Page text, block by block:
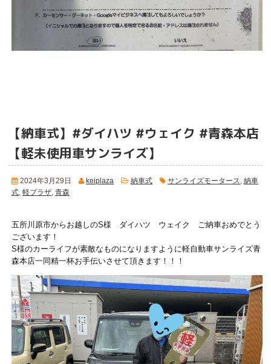
【納車式】#ダイハツ #ウェイク #青森本店
【軽未使用車サンライズ】
2024年3月29日 keiplaza 納車式 サンライズモータース
納車
式 軽プラザ 青森
五所川原市からお越しのS様 ダイハツ ウェイク ご納車おめでとう
ございます！
S様のカーライフが素敵なものになりますように軽自動車サンライズ青
森本店一同精一杯お手伝いさせて頂きます！！！